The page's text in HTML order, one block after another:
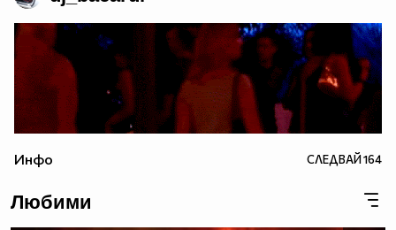
Инфо СЛЕДВАЙ164
Любими